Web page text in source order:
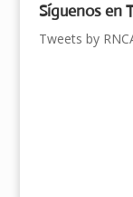
Síguenos en
Tweets by